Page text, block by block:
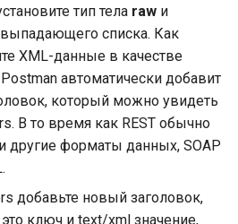
пакета и зависимости
пакета
Функция init
Полные формы импорта
пакетов
Модули
картами
JSON Unmarshal:
использование
и TextUnmarshaler
JSON Unmarshal: кодер и
Пакет flag в Go
тип тела raw и
списка. Как
XML-данные в качестве
автоматически добавит
который можно увидеть
В то время как REST обычно
другие форматы данных, SOAP
добавьте новый заголовок,
ключ и text/xml значение,